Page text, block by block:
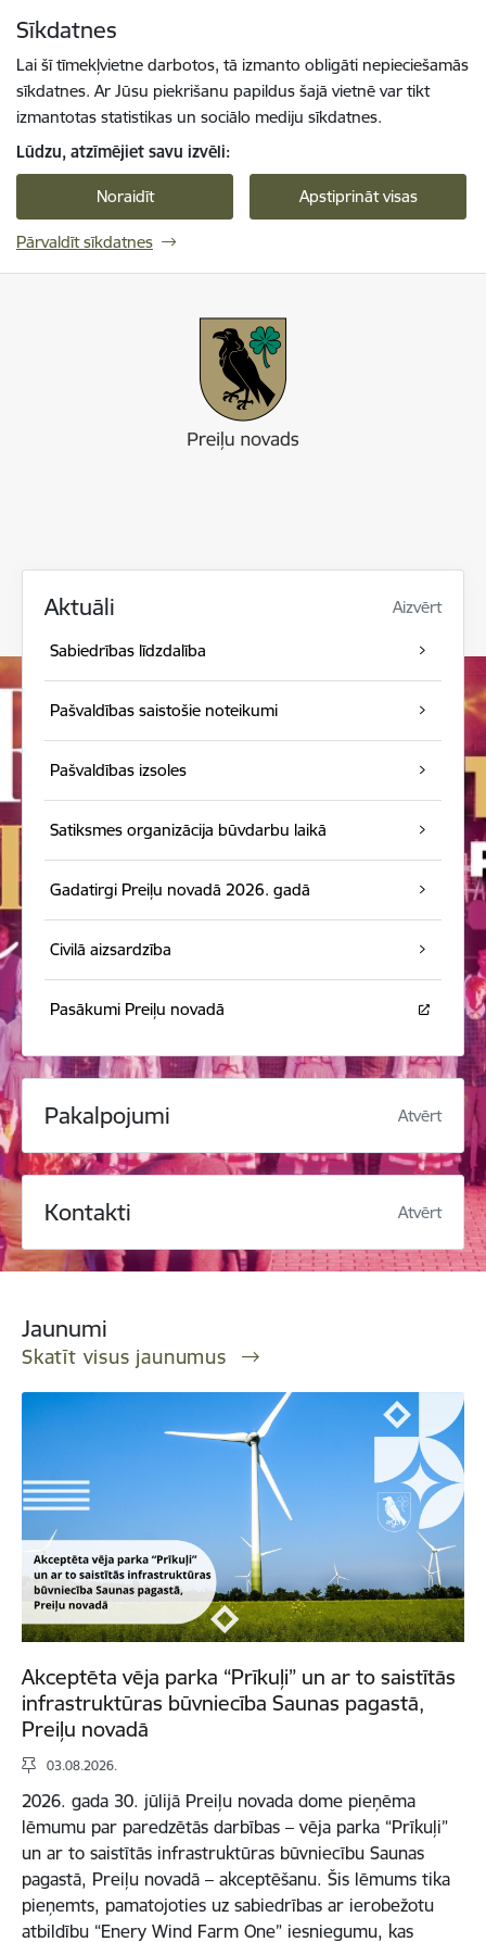
Sīkdatnes
Lai šī tīmekļvietne darbotos, tā izmanto obligāti nepieciešamās
sīkdatnes. Ar Jūsu piekrišanu papildus šajā vietnē var tikt
izmantotas statistikas un sociālo mediju sīkdatnes.
Lūdzu, atzīmējiet savu izvēli:
Noraidīt Apstiprināt visas
Pārvaldīt sīkdatnes
Aktuāli Aizvērt
Sabiedrības līdzdalība
Pašvaldības saistošie noteikumi
Pašvaldības izsoles
Satiksmes organizācija būvdarbu laikā
Gadatirgi Preiļu novadā 2026. gadā
Civilā aizsardzība
Pasākumi Preiļu novadā
Pakalpojumi Atvērt
Kontakti Atvērt
Jaunumi
Skatīt visus jaunumus
Akceptēta vēja parka “Prīkuļi” un ar to saistītās
infrastruktūras būvniecība Saunas pagastā,
Preiļu novadā
03.08.2026.
2026. gada 30. jūlijā Preiļu novada dome pieņēma
lēmumu par paredzētās darbības – vēja parka “Prīkuļi”
un ar to saistītās infrastruktūras būvniecību Saunas
pagastā, Preiļu novadā – akceptēšanu. Šis lēmums tika
pieņemts, pamatojoties uz sabiedrības ar ierobežotu
atbildību “Enery Wind Farm One” iesniegumu, kas